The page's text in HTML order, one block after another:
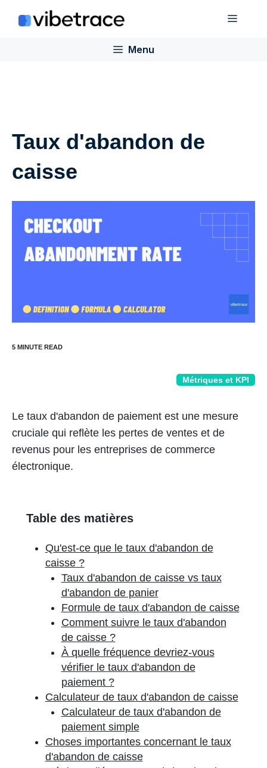
Menu
Menu
Taux d'abandon de
caisse
Métriques et KPI
Le taux d'abandon de paiement est une mesure
cruciale qui reflète les pertes de ventes et de
revenus pour les entreprises de commerce
électronique.
Table des matières
Qu'est-ce que le taux d'abandon de
caisse ?
Taux d'abandon de caisse vs taux
d'abandon de panier
Formule de taux d'abandon de caisse
Comment suivre le taux d'abandon
de caisse ?
À quelle fréquence devriez-vous
vérifier le taux d'abandon de
paiement ?
Calculateur de taux d'abandon de caisse
Calculateur de taux d'abandon de
paiement simple
Choses importantes concernant le taux
d'abandon de caisse